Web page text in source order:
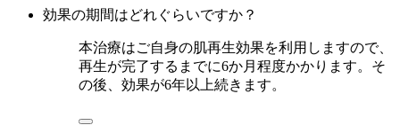
効果の期間はどれぐらいですか？
本治療はご自身の肌再生効果を利用しますので、
再生が完了するまでに6か月程度かかります。そ
の後、効果が6年以上続きます。